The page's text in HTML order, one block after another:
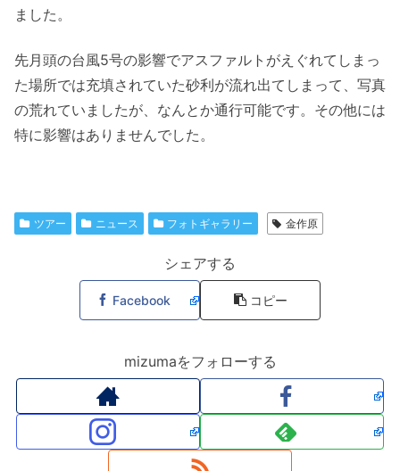
ました。
先月頭の台風5号の影響でアスファルトがえぐれてしまっ
た場所では充填されていた砂利が流れ出てしまって、写真
の荒れていましたが、なんとか通行可能です。その他には
特に影響はありませんでした。
ツアー ニュース フォトギャラリー 金作原
シェアする
Facebook コピー
mizumaをフォローする